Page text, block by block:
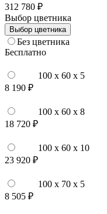
312 780 ₽
Выбор цветника
Выбор цветника
Без цветника
Бесплатно
100 x 60 x 5
8 190 ₽
100 x 60 x 8
18 720 ₽
100 x 60 x 10
23 920 ₽
100 x 70 x 5
8 505 ₽